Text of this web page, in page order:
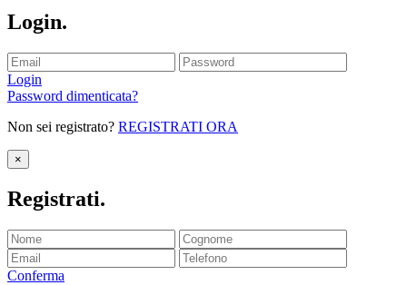
Login.
Login
Password dimenticata?
Non sei registrato? REGISTRATI ORA
×
Registrati.
Conferma